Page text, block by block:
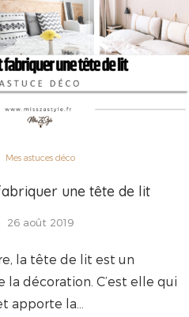
Mes astuces déco
une tête de lit
26 août 2019
la tête de lit est un
décoration. C’est elle qui
apporte la…